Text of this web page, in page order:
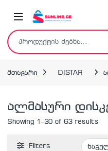
ძებნა:
მთავარი DISTAR
ალმასური
Showing 1–30 of 63 results
Filters